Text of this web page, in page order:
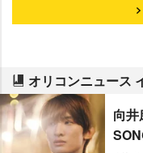
オリコンニュース
向